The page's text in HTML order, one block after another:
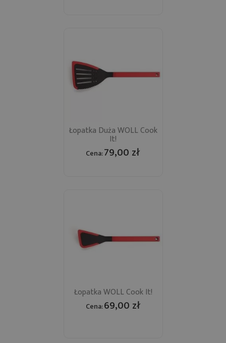
Łopatka Duża WOLL Cook
It!
Cena:79,00 zł
Łopatka WOLL Cook It!
Cena:69,00 zł